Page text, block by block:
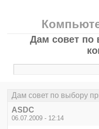
Дам совет по
Дам совет по выбору
ASDC
06.07.2009 - 12:14